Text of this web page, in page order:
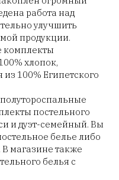
работа над
улучшить
продукции.
комплекты
хлопок,
100% Египетского
постельного
и дуэт-семейный. Вы
белье либо
В магазине также
белья с